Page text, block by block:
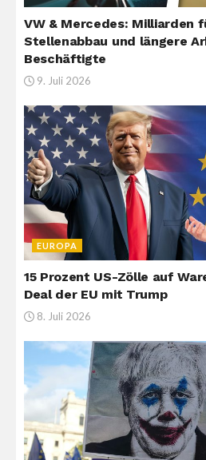
VW & Mercedes: Milliarden
Stellenabbau und längere
Beschäftigte
9. Juli 2026
EUROPA
15 Prozent US-Zölle auf
Deal der EU mit Trump
8. Juli 2026